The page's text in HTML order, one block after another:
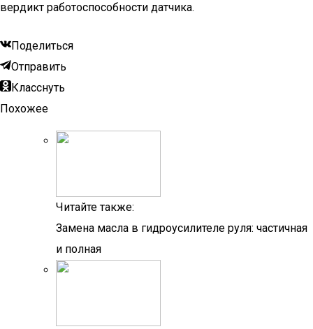
вердикт работоспособности датчика.
Поделиться
Отправить
Класснуть
Похожее
Читайте также:
Замена масла в гидроусилителе руля: частичная
и полная